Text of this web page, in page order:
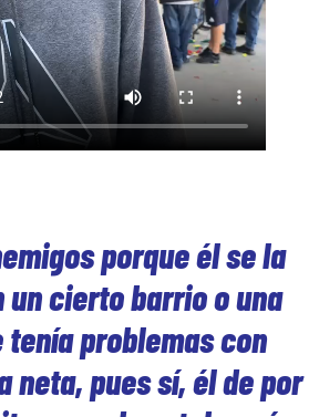
porque él se la
un cierto barrio o una
problemas con
neta, pues sí, él de por